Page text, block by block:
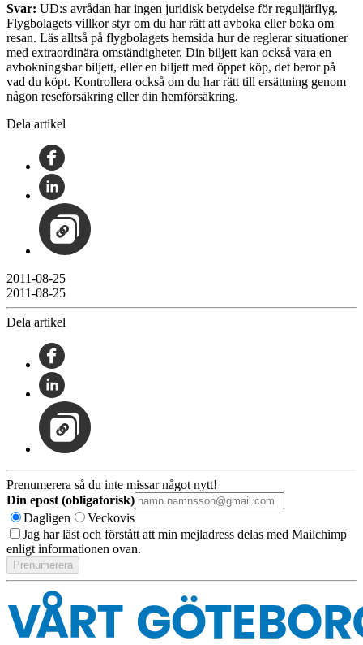
Svar: UD:s avrådan har ingen juridisk betydelse för reguljärflyg.
Flygbolagets villkor styr om du har rätt att avboka eller boka om
resan. Läs alltså på flygbolagets hemsida hur de reglerar situationer
med extraordinära omständigheter. Din biljett kan också vara en
avbokningsbar biljett, eller en biljett med öppet köp, det beror på
vad du köpt. Kontrollera också om du har rätt till ersättning genom
någon reseförsäkring eller din hemförsäkring.
Dela artikel
2011-08-25
2011-08-25
Dela artikel
Prenumerera så du inte missar något nytt!
Din epost (obligatorisk)
Dagligen
Veckovis
Jag har läst och förstått att min mejladress delas med Mailchimp
enligt informationen ovan.